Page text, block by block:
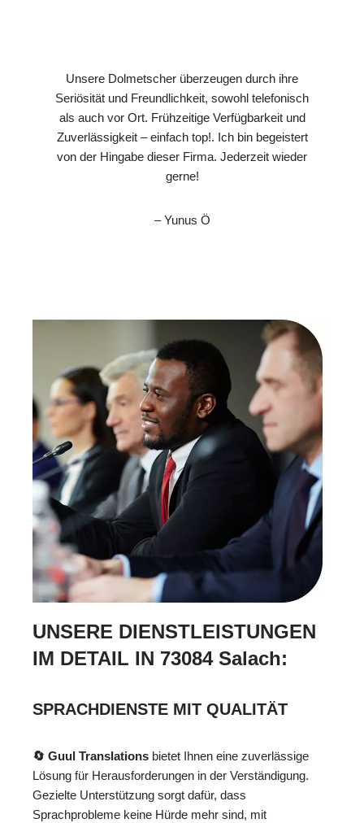
Unsere Dolmetscher überzeugen durch ihre
Seriösität und Freundlichkeit, sowohl telefonisch
als auch vor Ort. Frühzeitige Verfügbarkeit und
Zuverlässigkeit – einfach top!. Ich bin begeistert
von der Hingabe dieser Firma. Jederzeit wieder
gerne!
– Yunus Ö
UNSERE DIENSTLEISTUNGEN
IM DETAIL IN 73084 Salach:
SPRACHDIENSTE MIT QUALITÄT
🔄 Guul Translations bietet Ihnen eine zuverlässige
Lösung für Herausforderungen in der Verständigung.
Gezielte Unterstützung sorgt dafür, dass
Sprachprobleme keine Hürde mehr sind, mit